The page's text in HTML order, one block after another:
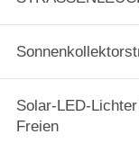
Solar-LED-
Freien